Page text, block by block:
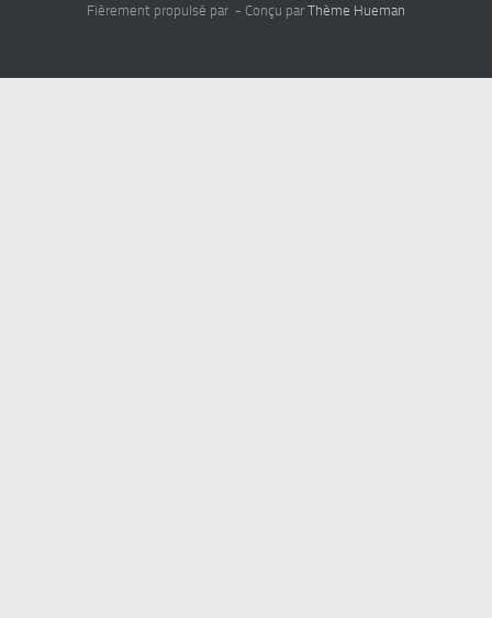
Fièrement propulsé par - Conçu par Thème Hueman